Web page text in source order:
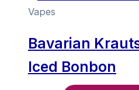
Vapes
Bavarian
Iced Bonbon